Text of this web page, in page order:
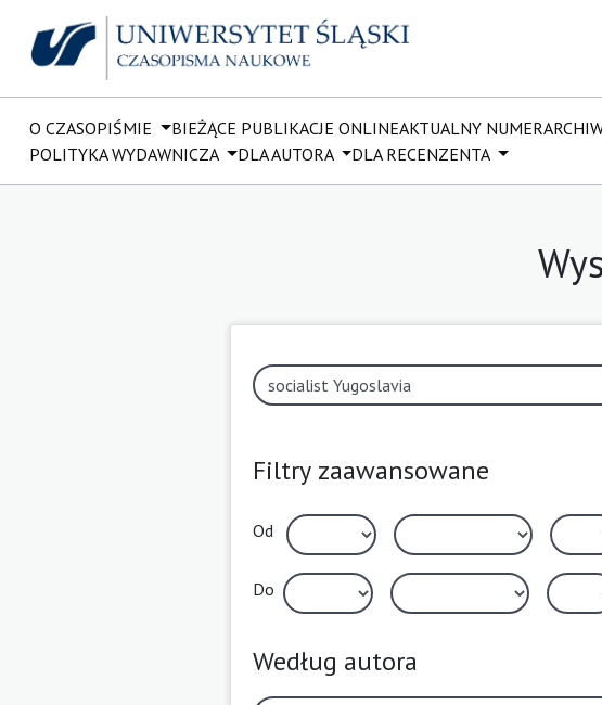
O CZASOPIŚMIE BIEŻĄCE PUBLIKACJE ONLINEAKTUALNY NUMER
POLITYKA WYDAWNICZA
DLA AUTORA DLA RECENZENTA
Filtry zaawansowane
Od
Do
Według autora